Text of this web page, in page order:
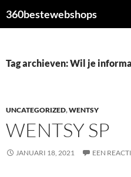
naar
360bestewebshops
Tag archieven: Wil je
UNCATEGORIZED,WENTSY
WENTSY SP
JANUARI 18, 2021 EEN